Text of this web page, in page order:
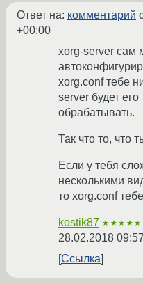
Ответ на: комментарий
+00:00
xorg-server сам
xorg.conf тебе
server будет
обрабатывать.
Так что то, что
Если у тебя
несколькими
то xorg.conf
kostik87 ★★★★★
28.02.2018
Ссылка